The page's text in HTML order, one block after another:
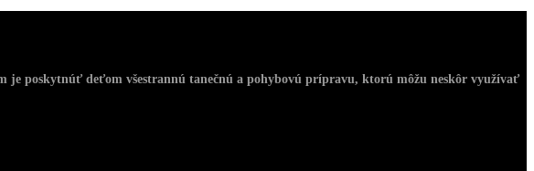
je poskytnúť deťom všestrannú tanečnú a pohybovú prípravu, ktorú môžu neskôr využívať